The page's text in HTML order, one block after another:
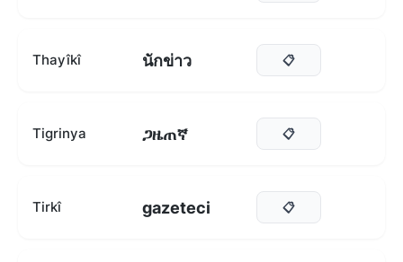
Thayîkî นักข่าว 📋
Tigrinya ጋዜጠኛ 📋
Tirkî gazeteci 📋